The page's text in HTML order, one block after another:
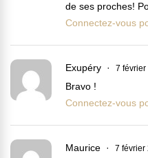
de ses proches!
Connectez-vous
Exupéry 7 février
Bravo !
Connectez-vous
Maurice 7 février